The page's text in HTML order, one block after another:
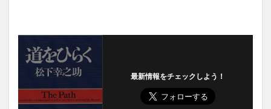
最新情報をチェックしよう！